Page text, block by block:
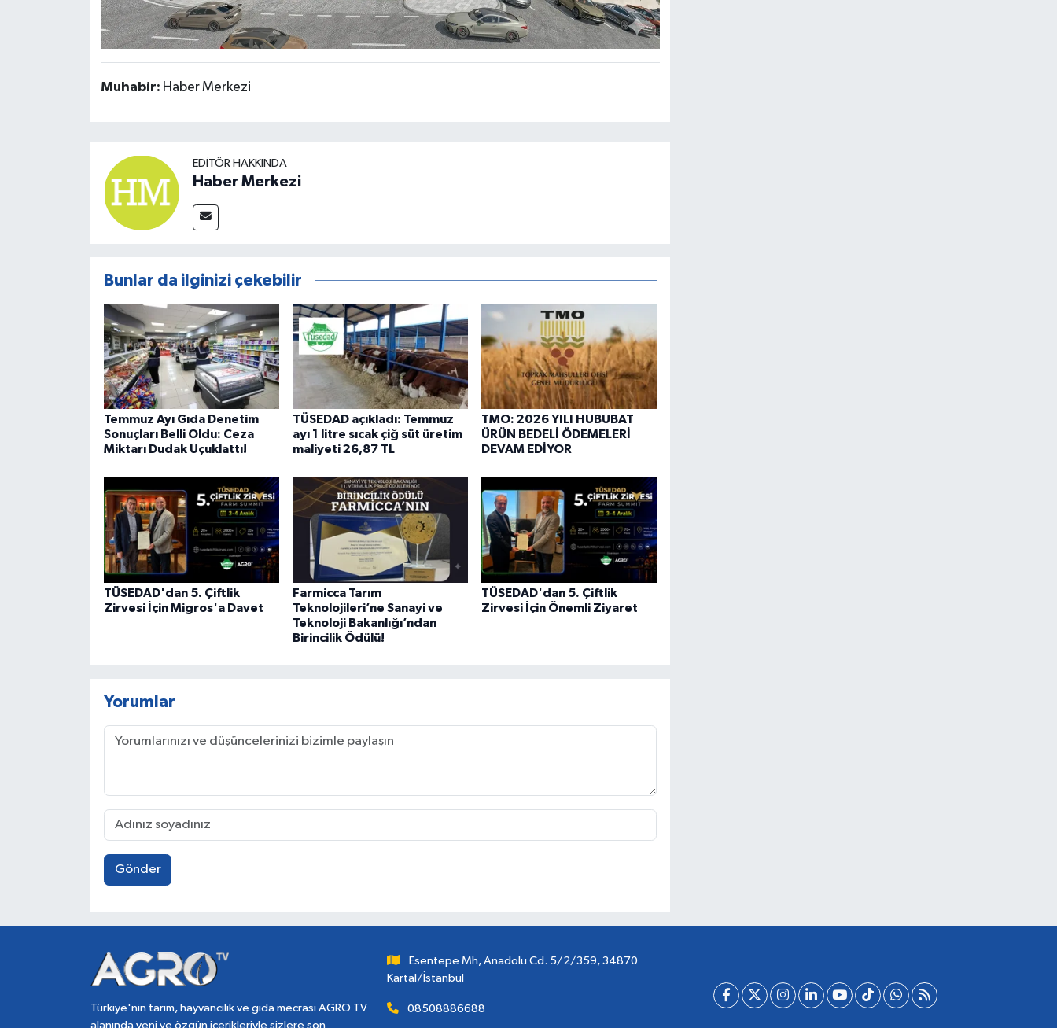
Muhabir: Haber Merkezi
EDITÖR HAKKINDA
Haber Merkezi
Bunlar da ilginizi çekebilir
Temmuz Ayı Gıda Denetim
Sonuçları Belli Oldu: Ceza
Miktarı Dudak Uçuklattı!
TÜSEDAD açıkladı: Temmuz
ayı 1 litre sıcak çiğ süt üretim
maliyeti 26,87 TL
TMO: 2026 YILI HUBUBAT
ÜRÜN BEDELİ ÖDEMELERİ
DEVAM EDİYOR
TÜSEDAD'dan 5. Çiftlik
Zirvesi İçin Migros'a Davet
Farmicca Tarım
Teknolojileri’ne Sanayi ve
Teknoloji Bakanlığı’ndan
Birincilik Ödülü!
TÜSEDAD'dan 5. Çiftlik
Zirvesi İçin Önemli Ziyaret
Yorumlar
Gönder
Türkiye'nin tarım, hayvancılık ve gıda mecrası AGRO TV
alanında yeni ve özgün içerikleriyle sizlere son
Esentepe Mh, Anadolu Cd. 5/2/359, 34870
Kartal/İstanbul
08508886688